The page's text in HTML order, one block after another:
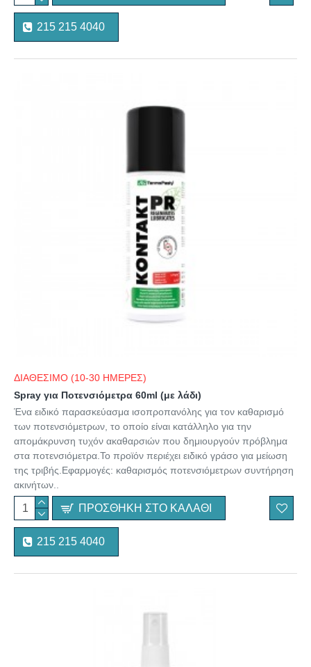
215 215 4040
ΔΙΑΘΕΣΙΜΟ (10-30 ΗΜΕΡΕΣ)
Spray για Ποτενσιόμετρα 60ml (με λάδι)
Ένα ειδικό παρασκεύασμα ισοπροπανόλης για τον καθαρισμό
των ποτενσιόμετρων, το οποίο είναι κατάλληλο για την
απομάκρυνση τυχόν ακαθαρσιών που δημιουργούν πρόβλημα
στα ποτενσιόμετρα.Το προϊόν περιέχει ειδικό γράσο για μείωση
της τριβής.Εφαρμογές: καθαρισμός ποτενσιόμετρων συντήρηση
ακινήτων..
ΠΡΟΣΘΉΚΗ ΣΤΟ ΚΑΛΆΘΙ
215 215 4040